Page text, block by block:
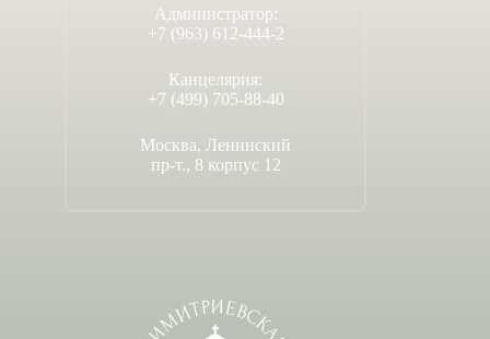
Администратор:
+7 (963) 612-444-2
Канцелярия:
+7 (499) 705-88-40
Москва, Ленинский
пр-т., 8 корпус 12